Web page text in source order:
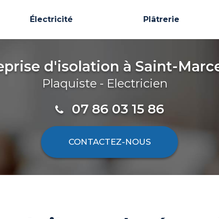
Électricité Plâtrerie
d'isolation à Saint-
Plaquiste - Electricien
07 86 03 15 86
CONTACTEZ-NOUS